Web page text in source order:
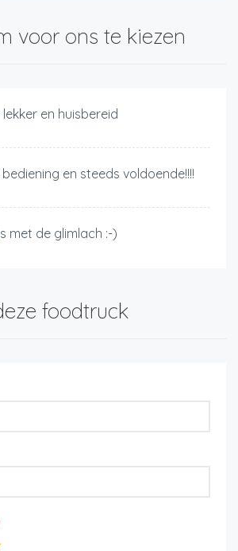
voor ons te kiezen
lekker en huisbereid
bediening en steeds voldoende!!!!
met de glimlach :-)
foodtruck